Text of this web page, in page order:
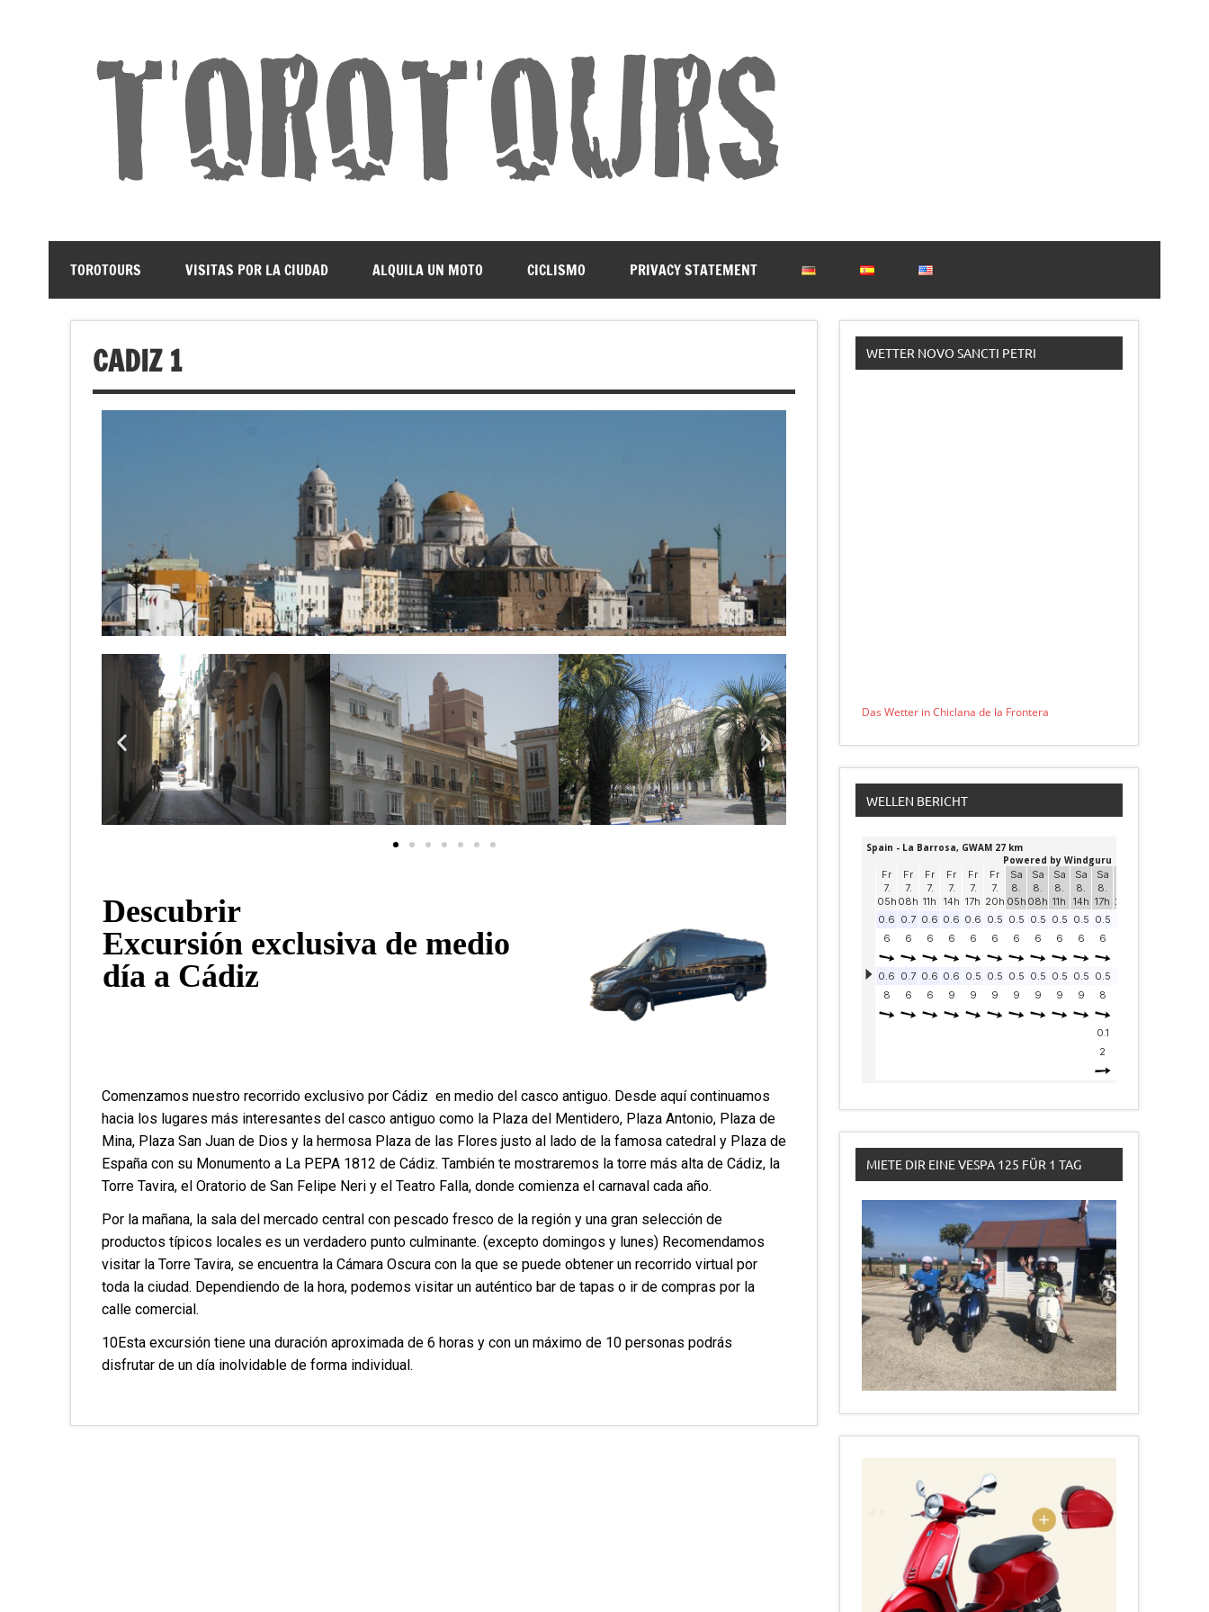
TOROTOURS VISITAS POR LA CIUDAD ALQUILA UN MOTO CICLISMO PRIVACY STATEMENT
CADIZ 1
Descubrir
Excursión exclusiva de medio
día a Cádiz
Comenzamos nuestro recorrido exclusivo por Cádiz en medio del casco antiguo. Desde aquí continuamos
hacia los lugares más interesantes del casco antiguo como la Plaza del Mentidero, Plaza Antonio, Plaza de
Mina, Plaza San Juan de Dios y la hermosa Plaza de las Flores justo al lado de la famosa catedral y Plaza de
España con su Monumento a La PEPA 1812 de Cádiz. También te mostraremos la torre más alta de Cádiz, la
Torre Tavira, el Oratorio de San Felipe Neri y el Teatro Falla, donde comienza el carnaval cada año.
Por la mañana, la sala del mercado central con pescado fresco de la región y una gran selección de
productos típicos locales es un verdadero punto culminante. (excepto domingos y lunes) Recomendamos
visitar la Torre Tavira, se encuentra la Cámara Oscura con la que se puede obtener un recorrido virtual por
toda la ciudad. Dependiendo de la hora, podemos visitar un auténtico bar de tapas o ir de compras por la
calle comercial.
10Esta excursión tiene una duración aproximada de 6 horas y con un máximo de 10 personas podrás
disfrutar de un día inolvidable de forma individual.
WETTER NOVO SANCTI PETRI
Das Wetter in Chiclana de la Frontera
WELLEN BERICHT
MIETE DIR EINE VESPA 125 FÜR 1 TAG